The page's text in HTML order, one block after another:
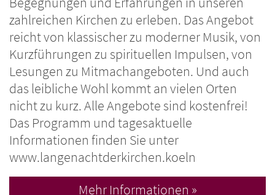
zahlreichen Kirchen zu erleben. Das Angebot
reicht von klassischer zu moderner Musik, von
Kurzführungen zu spirituellen Impulsen, von
Lesungen zu Mitmachangeboten. Und auch
das leibliche Wohl kommt an vielen Orten
nicht zu kurz. Alle Angebote sind kostenfrei!
Das Programm und tagesaktuelle
Informationen finden Sie unter
www.langenachtderkirchen.koeln
Mehr Informationen »